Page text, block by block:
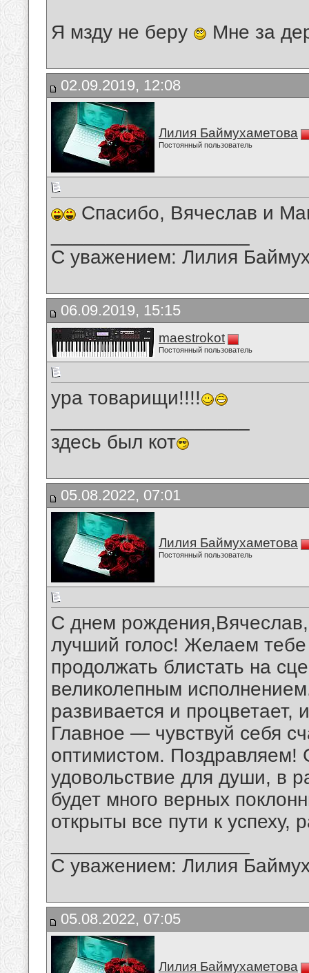
Я мзду не беру Мне за
02.09.2019, 12:08
Лилия Баймухаметова
Постоянный пользователь
Спасибо, Вячеслав и
С уважением: Лилия
06.09.2019, 15:15
maestrokot
Постоянный пользователь
ура товарищи!!!!
здесь был кот
05.08.2022, 07:01
Лилия Баймухаметова
Постоянный пользователь
С днем
лучший голос! Желаем
продолжать блистать на
великолепным
развивается и
Главное — чувствуй себя
оптимистом.
удовольствие для души, в
будет много верных
открыты все пути к
С уважением: Лилия
05.08.2022, 07:05
Лилия Баймухаметова